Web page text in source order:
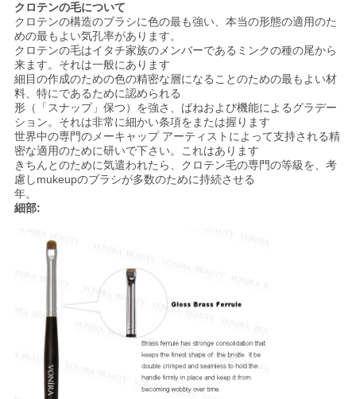
クロテンの毛について
クロテンの構造のブラシに色の最も強い、本当の形態の適用のた
めの最もよい気孔率があります。
クロテンの毛はイタチ家族のメンバーであるミンクの種の尾から
来ます。それは一般にあります
細目の作成のための色の精密な層になることのための最もよい材
料、特にであるために認められる
形（「スナップ」保つ）を強さ、ばねおよび機能によるグラデー
ション。それは非常に細かい条項をまたは握ります
世界中の専門のメーキャップ アーティストによって支持される精
密な適用のために研いで下さい。これはあります
きちんとのために気遣われたら、クロテン毛の専門の等級を、考
慮しmukeupのブラシが多数のために持続させる
年。
細部: